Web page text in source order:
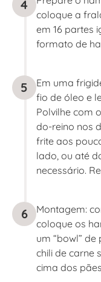
4
coloque a
em 16 partes
formato de
5
Em uma
fio de óleo e
Polvilhe com
do-reino nos
frite aos
lado, ou até
necessário.
6
Montagem:
coloque os
um “bowl”
chili de carne
cima dos